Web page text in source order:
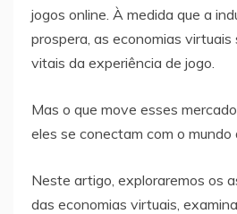
jogos online. À medida que a
prospera, as economias
vitais da experiência de jogo.
Mas o que move esses
eles se conectam com o mundo
Neste artigo, exploraremos os
das economias virtuais,